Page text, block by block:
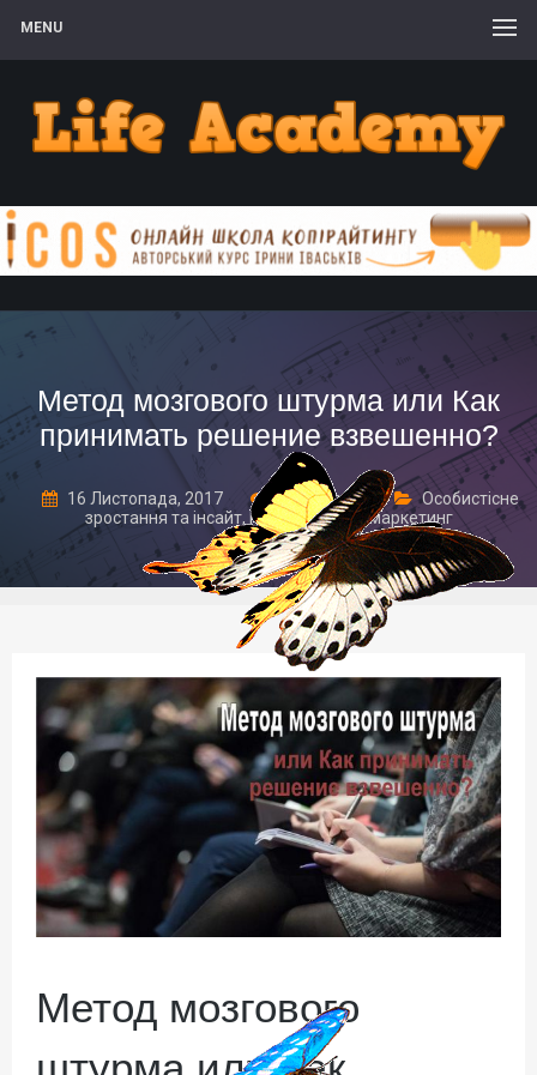
MENU
Метод мозгового штурма или Как
принимать решение взвешенно?
16 Листопада, 2017 1 Comment
Особистісне
зростання та інсайт, Просування та маркетинг
Метод мозгового